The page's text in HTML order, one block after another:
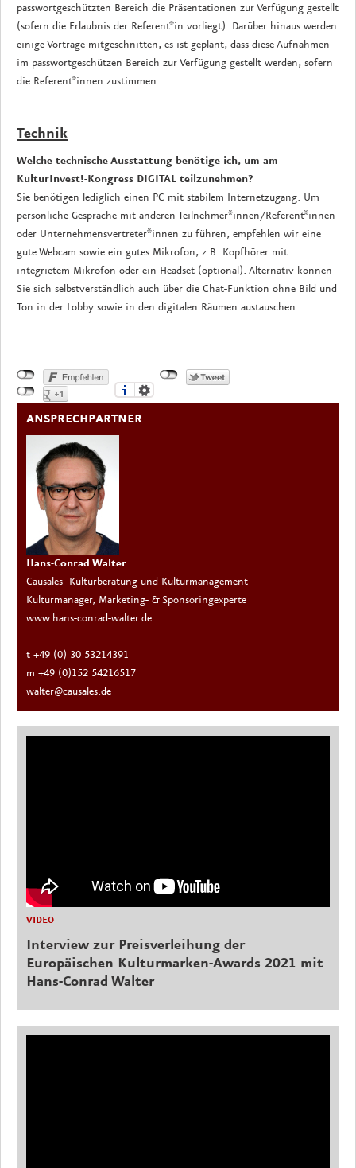
passwortgeschützten Bereich die Präsentationen zur Verfügung gestellt
(sofern die Erlaubnis der Referent*in vorliegt). Darüber hinaus werden
einige Vorträge mitgeschnitten, es ist geplant, dass diese Aufnahmen
im passwortgeschützen Bereich zur Verfügung gestellt werden, sofern
die Referent*innen zustimmen.
Technik
Welche technische Ausstattung benötige ich, um am
KulturInvest!-Kongress DIGITAL teilzunehmen?
Sie benötigen lediglich einen PC mit stabilem Internetzugang. Um
persönliche Gespräche mit anderen Teilnehmer*innen/Referent*innen
oder Unternehmensvertreter*innen zu führen, empfehlen wir eine
gute Webcam sowie ein gutes Mikrofon, z.B. Kopfhörer mit
integrietem Mikrofon oder ein Headset (optional). Alternativ können
Sie sich selbstverständlich auch über die Chat-Funktion ohne Bild und
Ton in der Lobby sowie in den digitalen Räumen austauschen.
ANSPRECHPARTNER
Hans-Conrad Walter
Causales- Kulturberatung und Kulturmanagement
Kulturmanager, Marketing- & Sponsoringexperte
www.hans-conrad-walter.de
t +49 (0) 30 53214391
m +49 (0)152 54216517
walter@causales.de
VIDEO
Interview zur Preisverleihung der
Europäischen Kulturmarken-Awards 2021 mit
Hans-Conrad Walter